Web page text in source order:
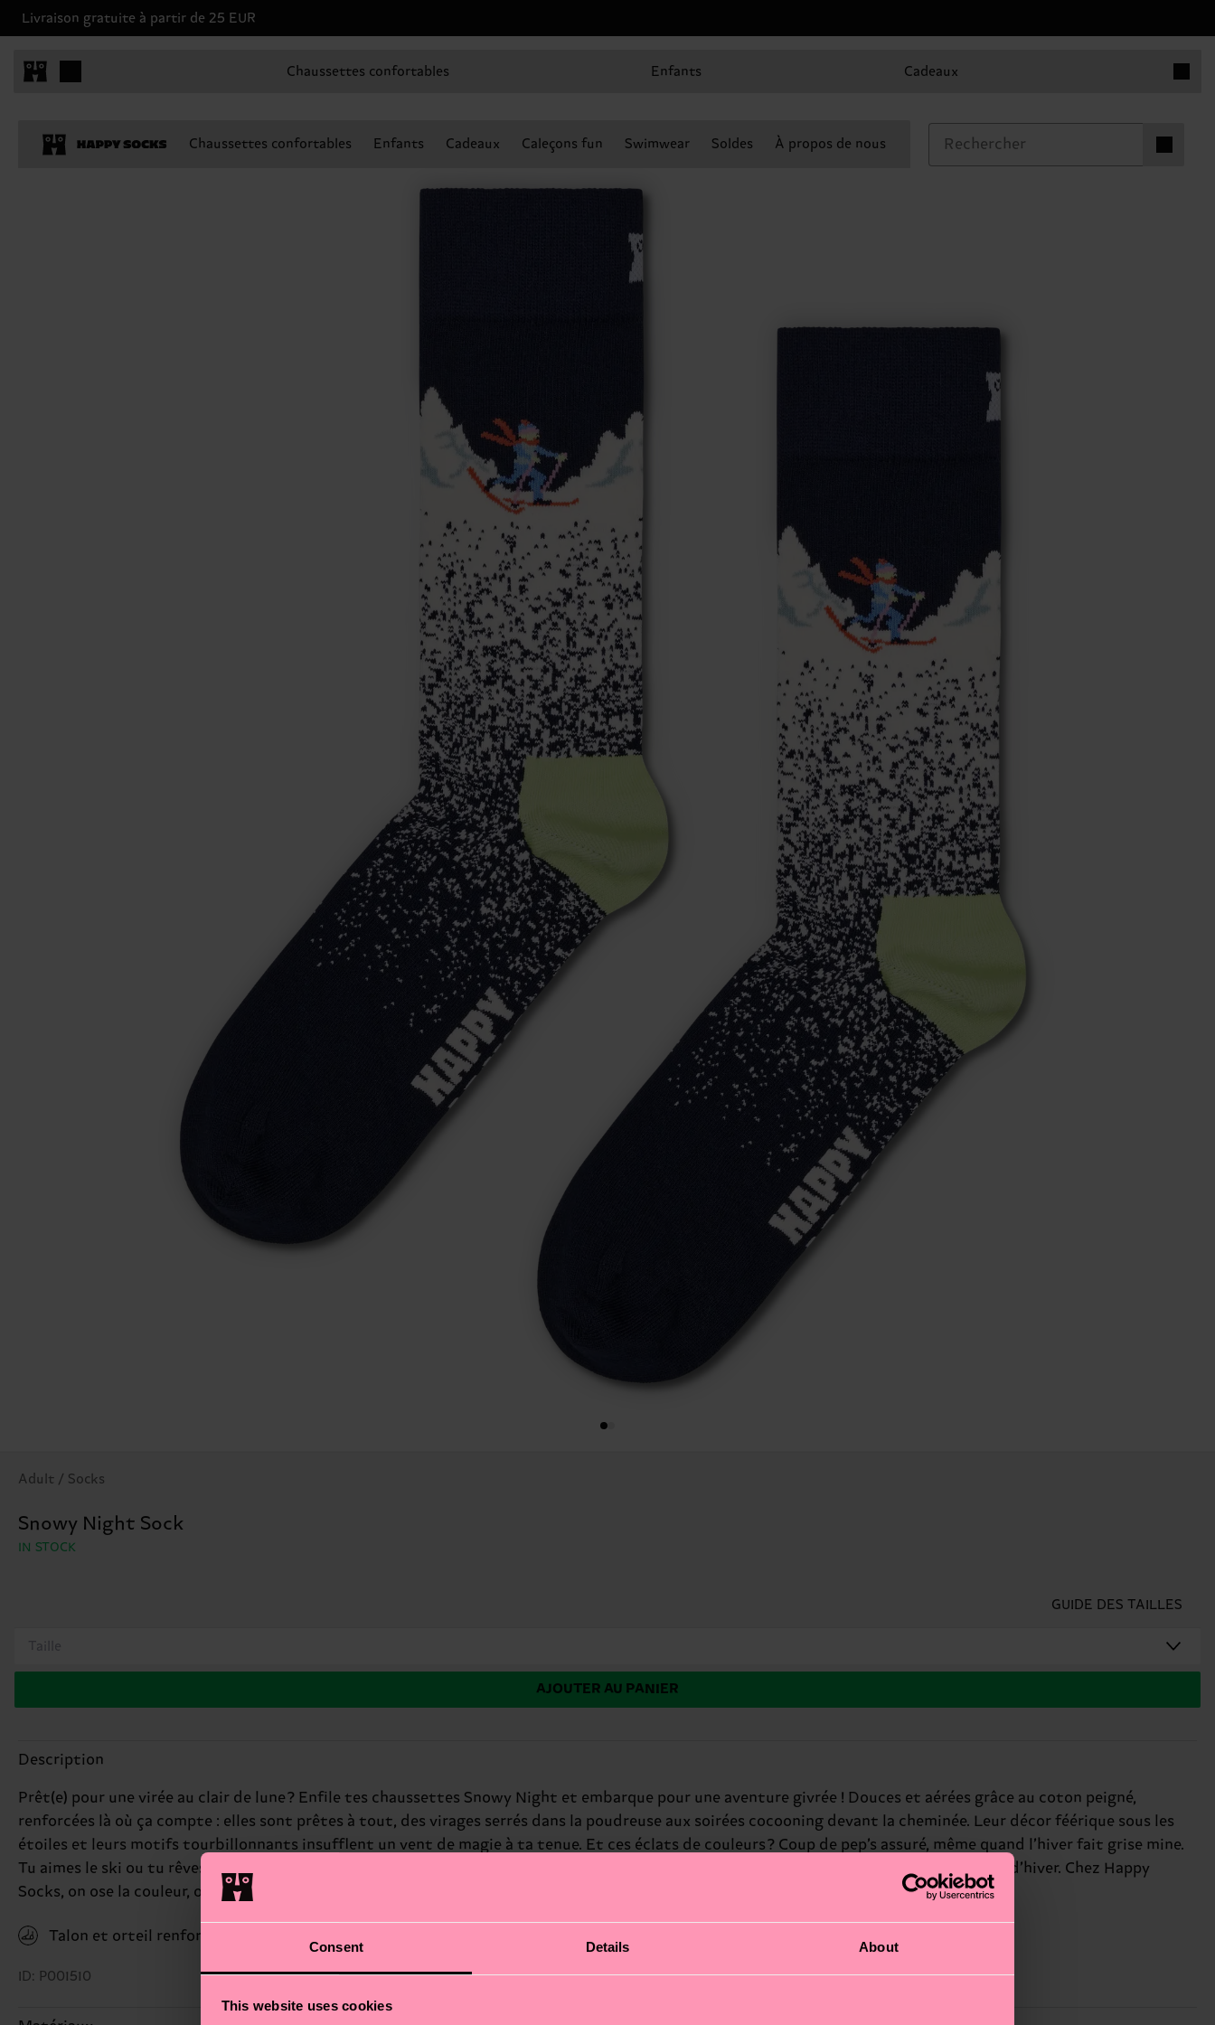
Consent Details About
This website uses cookies
Livraison gratuite à partir de 25 EUR
Chaussettes confortables Enfants Cadeaux
Chaussettes confortables Enfants Cadeaux Caleçons fun Swimwear Soldes À propos de nous
Adult / Socks
Snowy Night Sock
IN STOCK
GUIDE DES TAILLES
Taille
AJOUTER AU PANIER
Description
Prêt(e) pour une virée au clair de lune ? Enfile tes chaussettes Snowy Night et embarque pour une aventure givrée ! Douces et aérées grâce au coton peigné,
renforcées là où ça compte : elles sont prêtes à tout, des virages serrés dans la poudreuse aux soirées cocooning devant la cheminée. Leur décor féérique sous les
étoiles et leurs motifs tourbillonnants insufflent un vent de magie à ta tenue. Et ces éclats de couleurs ? Coup de pep’s assuré, même quand l’hiver fait grise mine.
Tu aimes le ski ou tu rêves simplement de neige ? Ces chaussettes sont le petit cadeau parfait pour réchauffer le cœur des fans de sports d’hiver. Chez Happy
Socks, on ose la couleur, on adore la créativité, et surtout, on s’amuse !
Talon et orteil renforcés
ID: P001510